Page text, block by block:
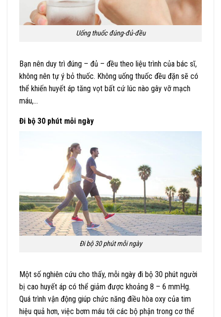
Uống thuốc đúng-đủ-đều
Bạn nên duy trì đúng – đủ – đều theo liệu trình của bác sĩ,
không nên tự ý bỏ thuốc. Không uống thuốc đều đặn sẽ có
thể khiến huyết áp tăng vọt bất cứ lúc nào gây vỡ mạch
máu,…
Đi bộ 30 phút mỗi ngày
Đi bộ 30 phút mỗi ngày
Một số nghiên cứu cho thấy, mỗi ngày đi bộ 30 phút người
bị cao huyết áp có thể giảm được khoảng 8 – 6 mmHg.
Quá trình vận động giúp chức năng điều hòa oxy của tim
hiệu quả hơn, việc bơm máu tới các bộ phận trong cơ thể